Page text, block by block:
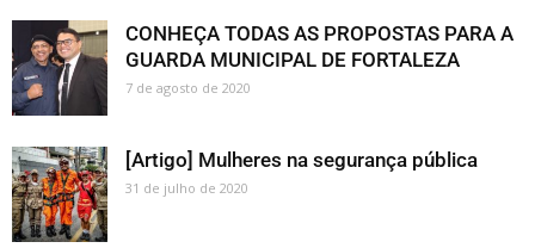
CONHEÇA TODAS AS PROPOSTAS PARA A
GUARDA MUNICIPAL DE FORTALEZA
7 de agosto de 2020
[Artigo] Mulheres na segurança pública
31 de julho de 2020